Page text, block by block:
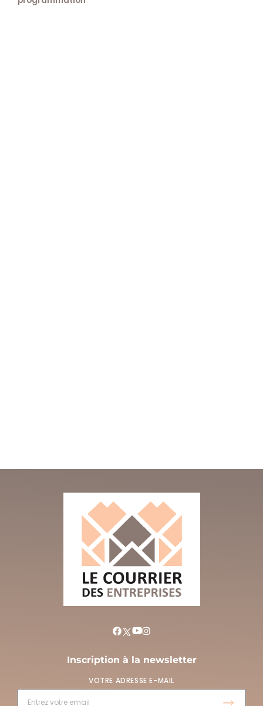
Inscription à la newsletter
VOTRE ADRESSE E-MAIL